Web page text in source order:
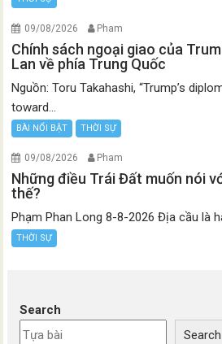
09/08/2026 Pham
Chính sách ngoại giao của
Lan về phía Trung Quốc
Nguồn: Toru Takahashi, “Trump’s
toward...
BÀI NỔI BẬT THỜI SỰ
09/08/2026 Pham
Những điều Trái Đất muốn nói
thế?
Phạm Phan Long 8-8-2026 Địa cầu là
THỜI SỰ
Search
Search